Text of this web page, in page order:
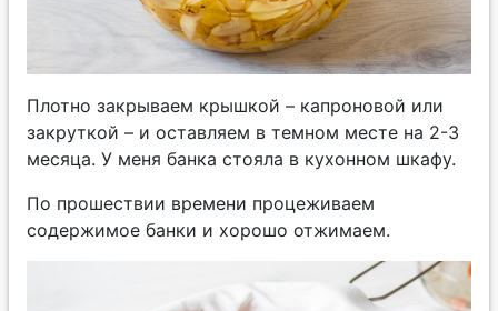
Плотно закрываем крышкой – капроновой или
закруткой – и оставляем в темном месте на 2-3
месяца. У меня банка стояла в кухонном шкафу.
По прошествии времени процеживаем
содержимое банки и хорошо отжимаем.